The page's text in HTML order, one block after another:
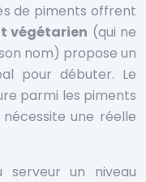
de piments offrent
végétarien (qui ne
nom) propose un
pour débuter. Le
parmi les piments
une réelle
serveur un niveau